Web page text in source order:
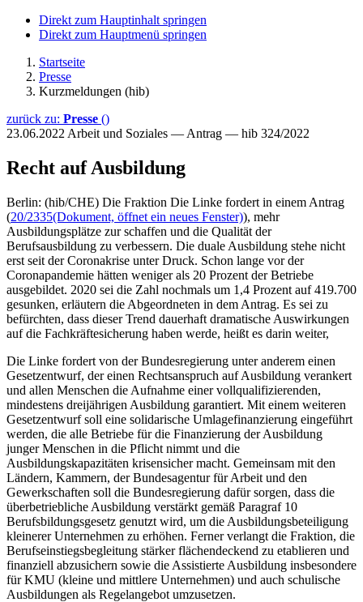
Direkt zum Hauptinhalt springen
Direkt zum Hauptmenü springen
Startseite
Presse
Kurzmeldungen (hib)
zurück zu: Presse ()
23.06.2022 Arbeit und Soziales — Antrag — hib 324/2022
Recht auf Ausbildung
Berlin: (hib/CHE) Die Fraktion Die Linke fordert in einem Antrag
(20/2335(Dokument, öffnet ein neues Fenster)), mehr
Ausbildungsplätze zur schaffen und die Qualität der
Berufsausbildung zu verbessern. Die duale Ausbildung stehe nicht
erst seit der Coronakrise unter Druck. Schon lange vor der
Coronapandemie hätten weniger als 20 Prozent der Betriebe
ausgebildet. 2020 sei die Zahl nochmals um 1,4 Prozent auf 419.700
gesunken, erläutern die Abgeordneten in dem Antrag. Es sei zu
befürchten, dass dieser Trend dauerhaft dramatische Auswirkungen
auf die Fachkräftesicherung haben werde, heißt es darin weiter,
Die Linke fordert von der Bundesregierung unter anderem einen
Gesetzentwurf, der einen Rechtsanspruch auf Ausbildung verankert
und allen Menschen die Aufnahme einer vollqualifizierenden,
mindestens dreijährigen Ausbildung garantiert. Mit einem weiteren
Gesetzentwurf soll eine solidarische Umlagefinanzierung eingeführt
werden, die alle Betriebe für die Finanzierung der Ausbildung
junger Menschen in die Pflicht nimmt und die
Ausbildungskapazitäten krisensicher macht. Gemeinsam mit den
Ländern, Kammern, der Bundesagentur für Arbeit und den
Gewerkschaften soll die Bundesregierung dafür sorgen, dass die
überbetriebliche Ausbildung verstärkt gemäß Paragraf 10
Berufsbildungsgesetz genutzt wird, um die Ausbildungsbeteiligung
kleinerer Unternehmen zu erhöhen. Ferner verlangt die Fraktion, die
Berufseinstiegsbegleitung stärker flächendeckend zu etablieren und
finanziell abzusichern sowie die Assistierte Ausbildung insbesondere
für KMU (kleine und mittlere Unternehmen) und auch schulische
Ausbildungen als Regelangebot umzusetzen.